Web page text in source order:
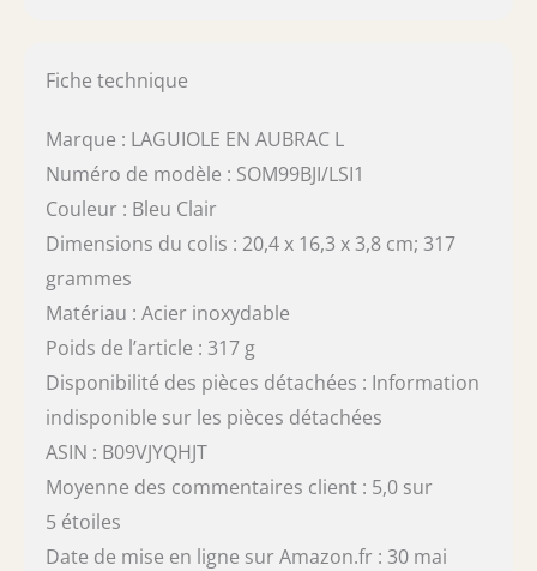
Fiche technique
Marque : LAGUIOLE EN AUBRAC L
Numéro de modèle : SOM99BJI/LSI1
Couleur : Bleu Clair
Dimensions du colis : 20,4 x 16,3 x 3,8 cm; 317
grammes
Matériau : Acier inoxydable
Poids de l’article : 317 g
Disponibilité des pièces détachées : Information
indisponible sur les pièces détachées
ASIN : B09VJYQHJT
Moyenne des commentaires client : 5,0 sur
5 étoiles
Date de mise en ligne sur Amazon.fr : 30 mai